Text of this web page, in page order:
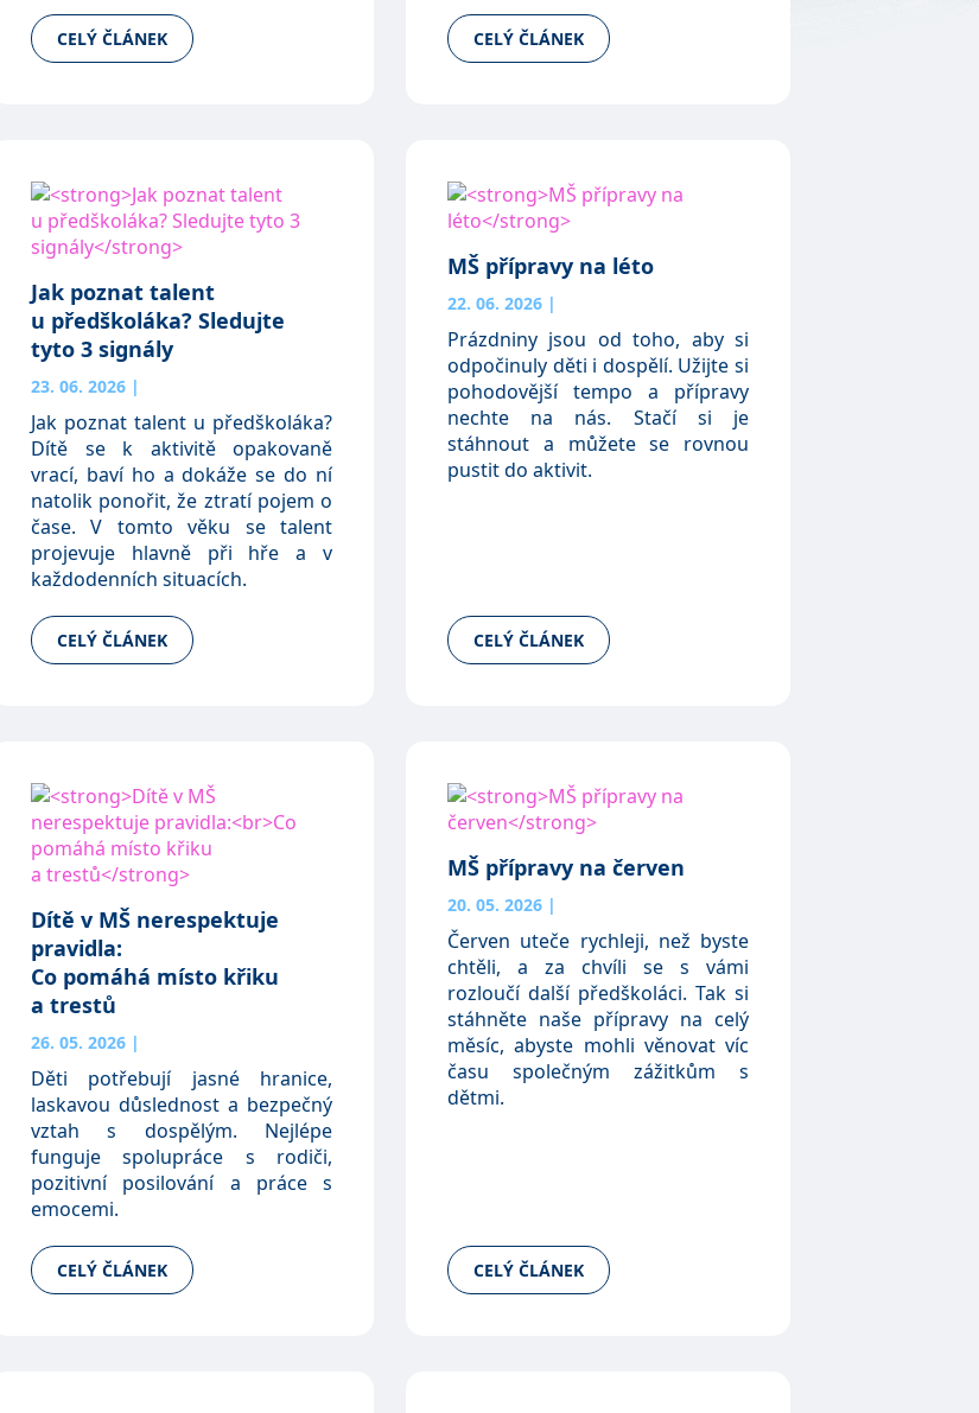
CELÝ ČLÁNEK CELÝ ČLÁNEK
Jak poznat talent
u předškoláka? Sledujte
tyto 3 signály
23. 06. 2026 |
Jak poznat talent u předškoláka?
Dítě se k aktivitě opakovaně
vrací, baví ho a dokáže se do ní
natolik ponořit, že ztratí pojem o
čase. V tomto věku se talent
projevuje hlavně při hře a v
každodenních situacích.
CELÝ ČLÁNEK
MŠ přípravy na léto
22. 06. 2026 |
Prázdniny jsou od toho, aby si
odpočinuly děti i dospělí. Užijte si
pohodovější tempo a přípravy
nechte na nás. Stačí si je
stáhnout a můžete se rovnou
pustit do aktivit.
CELÝ ČLÁNEK
Dítě v MŠ nerespektuje
pravidla:
Co pomáhá místo křiku
a trestů
26. 05. 2026 |
Děti potřebují jasné hranice,
laskavou důslednost a bezpečný
vztah s dospělým. Nejlépe
funguje spolupráce s rodiči,
pozitivní posilování a práce s
emocemi.
CELÝ ČLÁNEK
MŠ přípravy na červen
20. 05. 2026 |
Červen uteče rychleji, než byste
chtěli, a za chvíli se s vámi
rozloučí další předškoláci. Tak si
stáhněte naše přípravy na celý
měsíc, abyste mohli věnovat víc
času společným zážitkům s
dětmi.
CELÝ ČLÁNEK